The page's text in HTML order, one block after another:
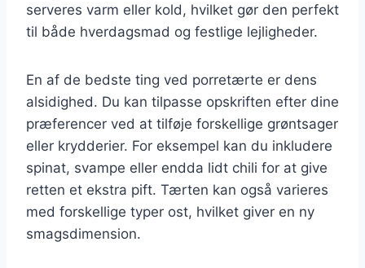
serveres varm eller kold, hvilket gør den perfekt
til både hverdagsmad og festlige lejligheder.
En af de bedste ting ved porretærte er dens
alsidighed. Du kan tilpasse opskriften efter dine
præferencer ved at tilføje forskellige grøntsager
eller krydderier. For eksempel kan du inkludere
spinat, svampe eller endda lidt chili for at give
retten et ekstra pift. Tærten kan også varieres
med forskellige typer ost, hvilket giver en ny
smagsdimension.